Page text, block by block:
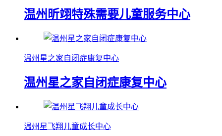
温州昕翊特殊需要儿童服务中心
温州星之家自闭症康复中心
温州星之家自闭症康复中心
温州星飞翔儿童成长中心